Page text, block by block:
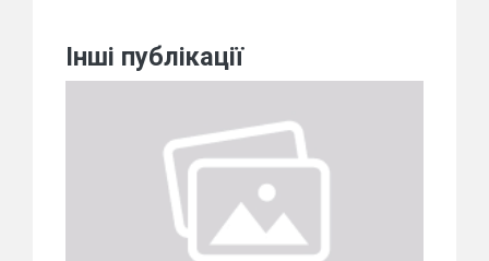
Інші публікації